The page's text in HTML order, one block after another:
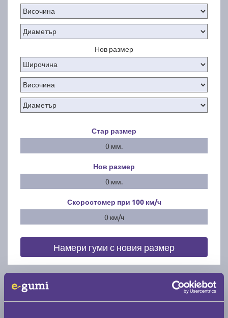
Нов размер
Стар размер
0 мм.
Нов размер
0 мм.
Скоростомер при 100 км/ч
0 км/ч
Намери гуми с новия размер
По марка автомобил
Марка